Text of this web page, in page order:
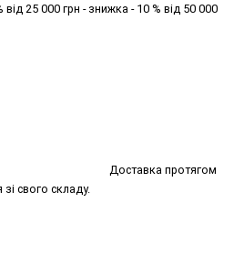
25 000 грн - знижка - 10 % від 50 000
Доставка протягом
свого складу.